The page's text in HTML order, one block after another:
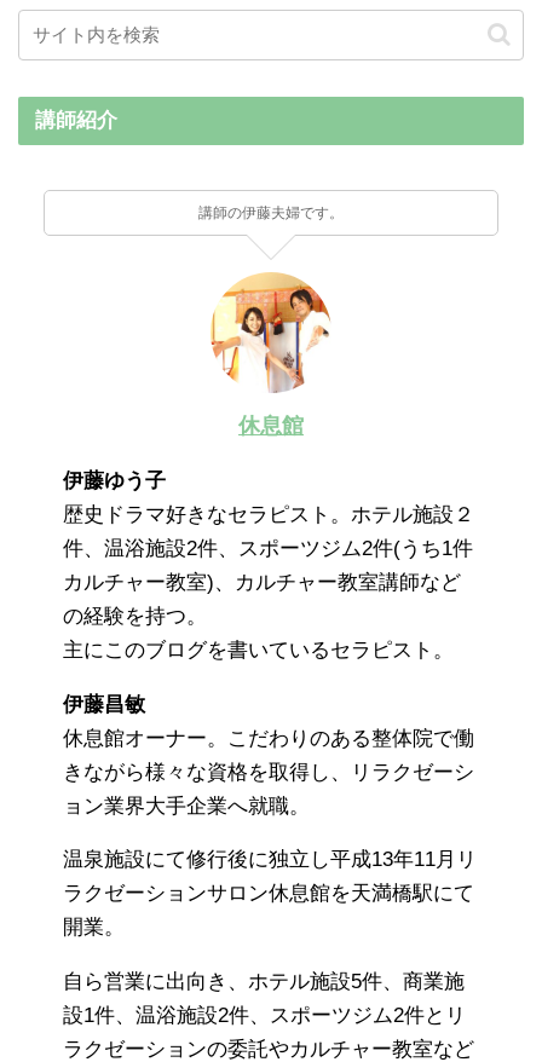
講師紹介
講師の伊藤夫婦です。
休息館
伊藤ゆう子
歴史ドラマ好きなセラピスト。ホテル施設２
件、温浴施設2件、スポーツジム2件(うち1件
カルチャー教室)、カルチャー教室講師など
の経験を持つ。
主にこのブログを書いているセラピスト。
伊藤昌敏
休息館オーナー。こだわりのある整体院で働
きながら様々な資格を取得し、リラクゼーシ
ョン業界大手企業へ就職。
温泉施設にて修行後に独立し平成13年11月リ
ラクゼーションサロン休息館を天満橋駅にて
開業。
自ら営業に出向き、ホテル施設5件、商業施
設1件、温浴施設2件、スポーツジム2件とリ
ラクゼーションの委託やカルチャー教室など